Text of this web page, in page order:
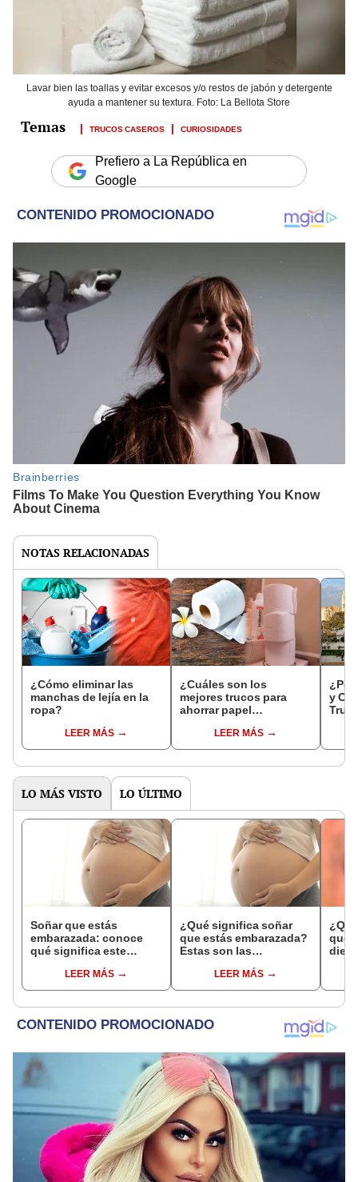
Lavar bien las toallas y evitar excesos y/o restos de jabón y detergente
ayuda a mantener su textura. Foto: La Bellota Store
TRUCOS CASEROS CURIOSIDADES
Prefiero a La República en
Google
NOTAS RELACIONADAS
¿Cómo eliminar las
manchas de lejía en la
ropa?
LEER MÁS
¿Cuáles son los
mejores trucos para
ahorrar papel
LEER MÁS
¿Por
y
LO MÁS VISTO LO ÚLTIMO
Soñar que estás
embarazada: conoce
qué significa este
LEER MÁS
¿Qué significa soñar
que estás embarazada?
Estas son las
comunesLEER MÁS
que